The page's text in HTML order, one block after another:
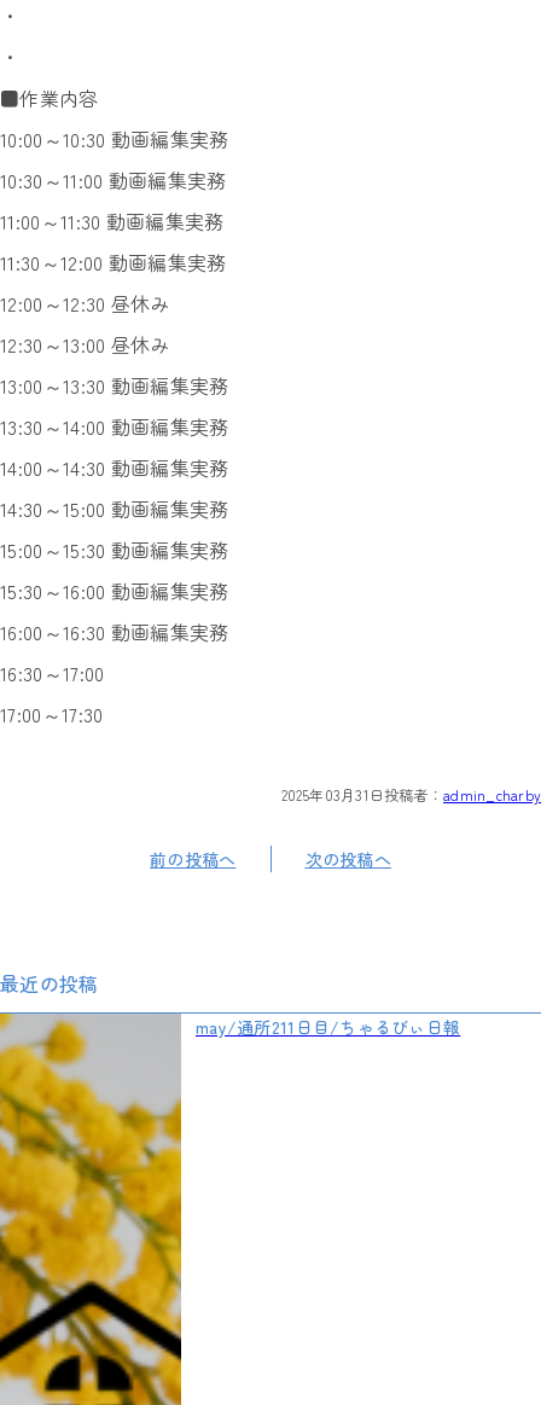
・
・
■作業内容
10:00～10:30 動画編集実務
10:30～11:00 動画編集実務
11:00～11:30 動画編集実務
11:30～12:00 動画編集実務
12:00～12:30 昼休み
12:30～13:00 昼休み
13:00～13:30 動画編集実務
13:30～14:00 動画編集実務
14:00～14:30 動画編集実務
14:30～15:00 動画編集実務
15:00～15:30 動画編集実務
15:30～16:00 動画編集実務
16:00～16:30 動画編集実務
16:30～17:00
17:00～17:30
2025年03月31日投稿者：admin_charby
前の投稿へ 次の投稿へ
最近の投稿
may/通所211日目/ちゃるびぃ日報